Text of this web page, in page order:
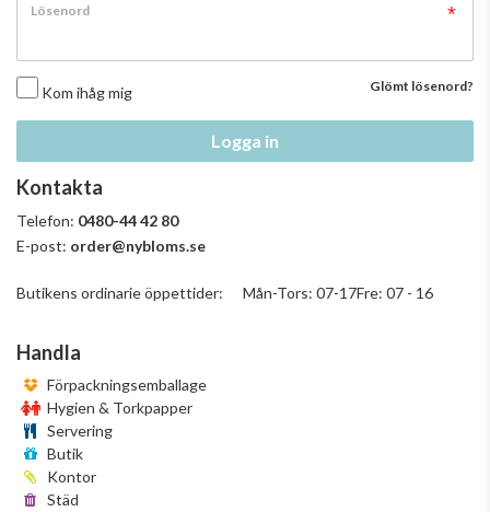
Lösenord
Kom ihåg mig Glömt lösenord?
Logga in
Kontakta
Telefon: 0480-44 42 80
E-post: order@nybloms.se
Butikens ordinarie öppettider: Mån-Tors: 07-17Fre: 07 - 16
Handla
Förpackningsemballage
Hygien & Torkpapper
Servering
Butik
Kontor
Städ